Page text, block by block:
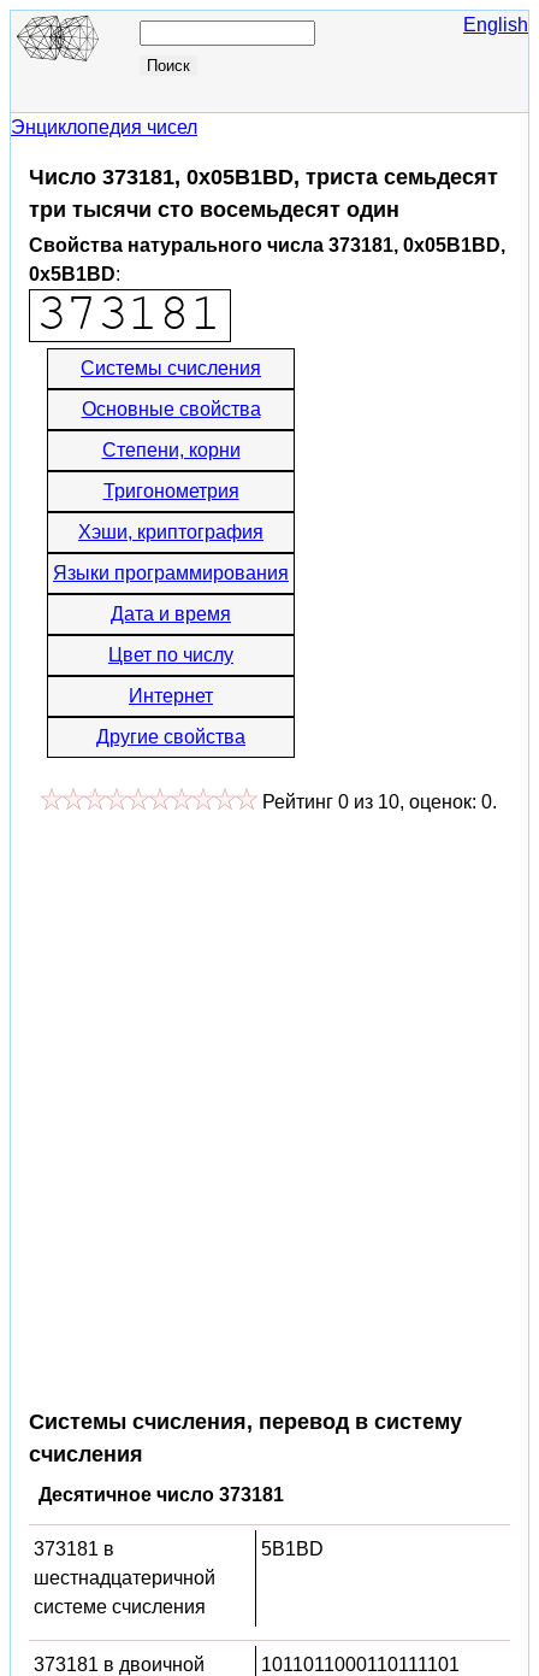
English
Энциклопедия чисел
Число 373181, 0x05B1BD, триста семьдесят
три тысячи сто восемьдесят один
Свойства натурального числа 373181, 0x05B1BD,
0x5B1BD:
Системы счисления
Основные свойства
Степени, корни
Тригонометрия
Хэши, криптография
Языки программирования
Дата и время
Цвет по числу
Интернет
Другие свойства
Рейтинг 0 из 10, оценок: 0.
Системы счисления, перевод в систему
счисления
Десятичное число 373181
373181 в
шестнадцатеричной
системе счисления
5B1BD
373181 в двоичной
1011011000110111101